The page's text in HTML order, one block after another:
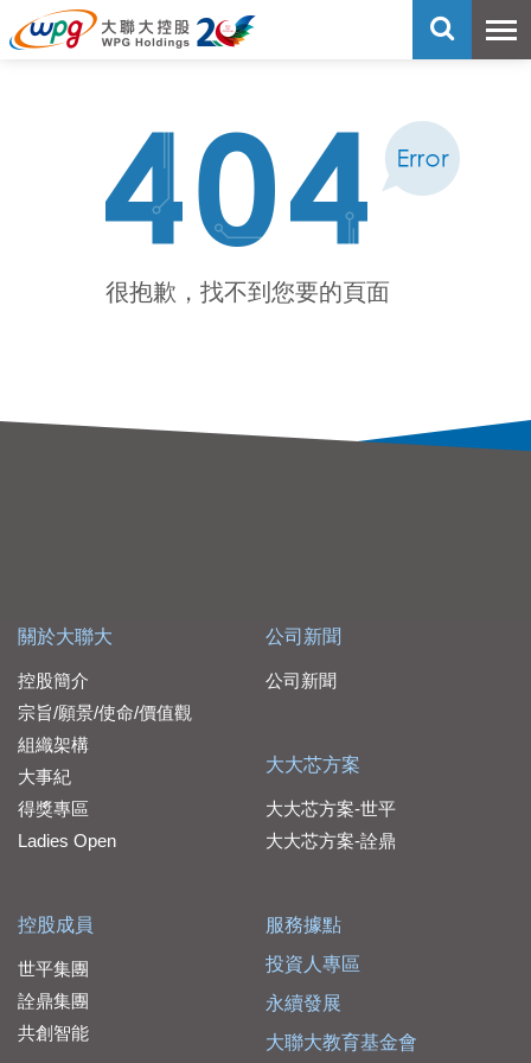
很抱歉，找不到您要的頁面
關於大聯大
控股簡介
宗旨/願景/使命/價值觀
組織架構
大事紀
得獎專區
Ladies Open
控股成員
世平集團
詮鼎集團
共創智能
公司新聞
公司新聞
大大芯方案
大大芯方案-世平
大大芯方案-詮鼎
服務據點
投資人專區
永續發展
大聯大教育基金會